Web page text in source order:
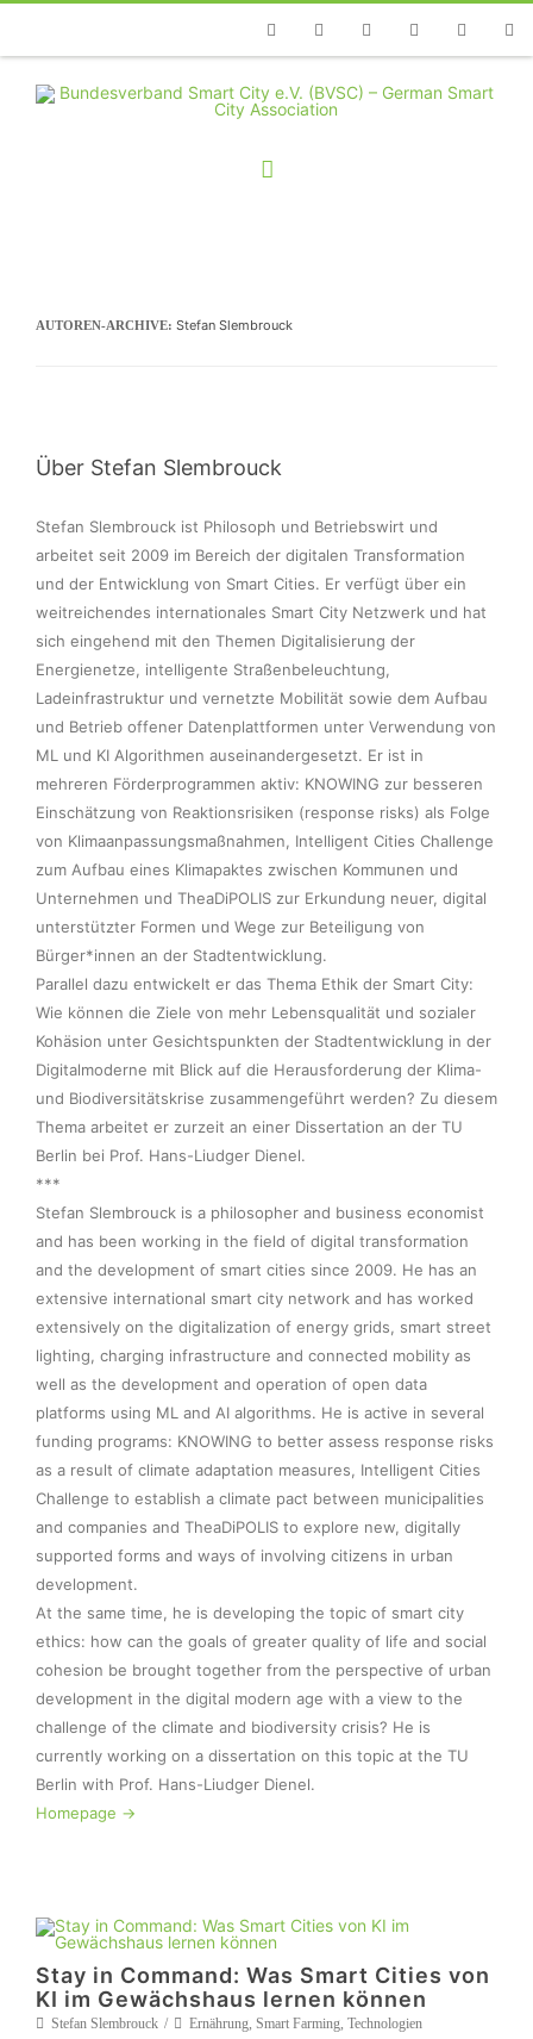
TelefonFacebookTwitterYoutubeInstagramLinkedin
AUTOREN-ARCHIVE: Stefan Slembrouck
Über Stefan Slembrouck
Stefan Slembrouck ist Philosoph und Betriebswirt und
arbeitet seit 2009 im Bereich der digitalen Transformation
und der Entwicklung von Smart Cities. Er verfügt über ein
weitreichendes internationales Smart City Netzwerk und hat
sich eingehend mit den Themen Digitalisierung der
Energienetze, intelligente Straßenbeleuchtung,
Ladeinfrastruktur und vernetzte Mobilität sowie dem Aufbau
und Betrieb offener Datenplattformen unter Verwendung von
ML und KI Algorithmen auseinandergesetzt. Er ist in
mehreren Förderprogrammen aktiv: KNOWING zur besseren
Einschätzung von Reaktionsrisiken (response risks) als Folge
von Klimaanpassungsmaßnahmen, Intelligent Cities Challenge
zum Aufbau eines Klimapaktes zwischen Kommunen und
Unternehmen und TheaDiPOLIS zur Erkundung neuer, digital
unterstützter Formen und Wege zur Beteiligung von
Bürger*innen an der Stadtentwicklung.
Parallel dazu entwickelt er das Thema Ethik der Smart City:
Wie können die Ziele von mehr Lebensqualität und sozialer
Kohäsion unter Gesichtspunkten der Stadtentwicklung in der
Digitalmoderne mit Blick auf die Herausforderung der Klima-
und Biodiversitätskrise zusammengeführt werden? Zu diesem
Thema arbeitet er zurzeit an einer Dissertation an der TU
Berlin bei Prof. Hans-Liudger Dienel.
***
Stefan Slembrouck is a philosopher and business economist
and has been working in the field of digital transformation
and the development of smart cities since 2009. He has an
extensive international smart city network and has worked
extensively on the digitalization of energy grids, smart street
lighting, charging infrastructure and connected mobility as
well as the development and operation of open data
platforms using ML and AI algorithms. He is active in several
funding programs: KNOWING to better assess response risks
as a result of climate adaptation measures, Intelligent Cities
Challenge to establish a climate pact between municipalities
and companies and TheaDiPOLIS to explore new, digitally
supported forms and ways of involving citizens in urban
development.
At the same time, he is developing the topic of smart city
ethics: how can the goals of greater quality of life and social
cohesion be brought together from the perspective of urban
development in the digital modern age with a view to the
challenge of the climate and biodiversity crisis? He is
currently working on a dissertation on this topic at the TU
Homepage ->
Stay in Command: Was Smart Cities von
KI im Gewächshaus lernen können
Stefan Slembrouck Ernährung, Smart Farming, Technologien